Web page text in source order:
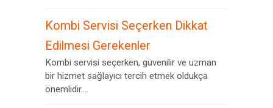
Kombi Servisi Seçerken Dikkat
Edilmesi Gerekenler
Kombi servisi seçerken, güvenilir ve uzman
bir hizmet sağlayıcı tercih etmek oldukça
önemlidir....